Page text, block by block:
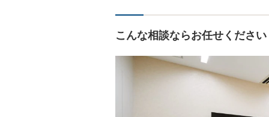
こんな相談ならお任せください